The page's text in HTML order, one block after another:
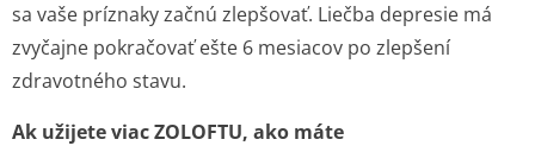
sa vaše príznaky začnú zlepšovať. Liečba depresie má
zvyčajne pokračovať ešte 6 mesiacov po zlepšení
zdravotného stavu.
Ak užijete viac ZOLOFTU, ako máte